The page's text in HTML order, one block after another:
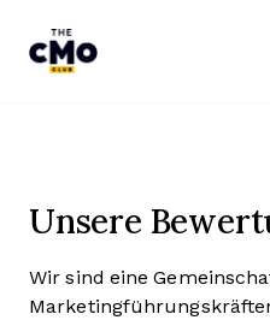
Unsere
Wir sind eine